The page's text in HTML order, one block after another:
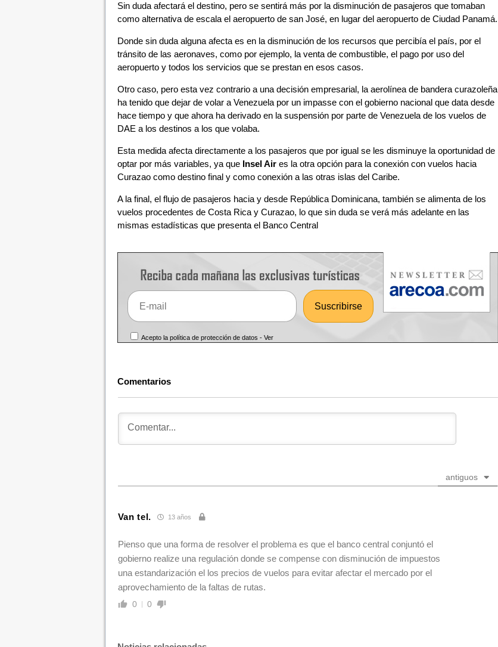
Sin duda afectará el destino, pero se sentirá más por la disminución de pasajeros que tomaban
como alternativa de escala el aeropuerto de san José, en lugar del aeropuerto de Ciudad Panamá.
Donde sin duda alguna afecta es en la disminución de los recursos que percibía el país, por el
tránsito de las aeronaves, como por ejemplo, la venta de combustible, el pago por uso del
aeropuerto y todos los servicios que se prestan en esos casos.
Otro caso, pero esta vez contrario a una decisión empresarial, la aerolínea de bandera curazoleña
ha tenido que dejar de volar a Venezuela por un impasse con el gobierno nacional que data desde
hace tiempo y que ahora ha derivado en la suspensión por parte de Venezuela de los vuelos de
DAE a los destinos a los que volaba.
Esta medida afecta directamente a los pasajeros que por igual se les disminuye la oportunidad de
optar por más variables, ya que Insel Aires la otra opción para la conexión con vuelos hacia
Curazao como destino final y como conexión a las otras islas del Caribe.
A la final, el flujo de pasajeros hacia y desde República Dominicana, también se alimenta de los
vuelos procedentes de Costa Rica y Curazao, lo que sin duda se verá más adelante en las
mismas estadísticas que presenta el Banco Central
Acepto la política de protección de datos -Ver
Comentarios
antiguos
Van tel. 13 años
Pienso que una forma de resolver el problema es que el banco central conjuntó el
gobierno realize una regulación donde se compense con disminución de impuestos
una estandarización el los precios de vuelos para evitar afectar el mercado por el
aprovechamiento de la faltas de rutas.
0 0